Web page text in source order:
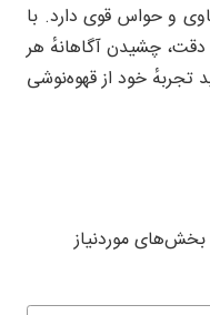
و حواس قوی دارد. با
دقت، چشیدن آگاهانهٔ هر
تجربهٔ خود از قهوه‌نوشی
بخش‌های موردنیاز